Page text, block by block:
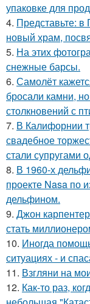
упаковке для
4. Представьте: в
новый храм,
5. На этих
снежные барсы.
6. Самолёт
бросали камни,
столкновений с
7. В Калифорнии
свадебное
стали супругами
8. В 1960-х
проекте Nasa по
дельфином.
9. Джон
стать
10. Иногда
ситуациях - и
11. Взгляни на
12. Как-то раз,